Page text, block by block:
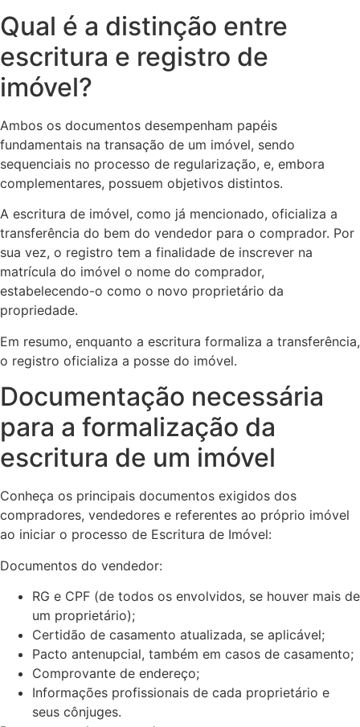
Qual é a distinção entre
escritura e registro de
imóvel?
Ambos os documentos desempenham papéis
fundamentais na transação de um imóvel, sendo
sequenciais no processo de regularização, e, embora
complementares, possuem objetivos distintos.
A escritura de imóvel, como já mencionado, oficializa a
transferência do bem do vendedor para o comprador. Por
sua vez, o registro tem a finalidade de inscrever na
matrícula do imóvel o nome do comprador,
estabelecendo-o como o novo proprietário da
propriedade.
Em resumo, enquanto a escritura formaliza a transferência,
o registro oficializa a posse do imóvel.
Documentação necessária
para a formalização da
escritura de um imóvel
Conheça os principais documentos exigidos dos
compradores, vendedores e referentes ao próprio imóvel
ao iniciar o processo de Escritura de Imóvel:
Documentos do vendedor:
RG e CPF (de todos os envolvidos, se houver mais de
um proprietário);
Certidão de casamento atualizada, se aplicável;
Pacto antenupcial, também em casos de casamento;
Comprovante de endereço;
Informações profissionais de cada proprietário e
seus cônjuges.